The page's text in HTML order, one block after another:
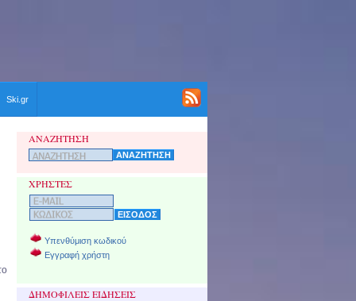
Ski.gr
ΑΝΑΖΗΤΗΣΗ
ΧΡΗΣΤΕΣ
Υπενθύμιση κωδικού
Εγγραφή χρήστη
ΔΗΜΟΦΙΛΕΙΣ ΕΙΔΗΣΕΙΣ